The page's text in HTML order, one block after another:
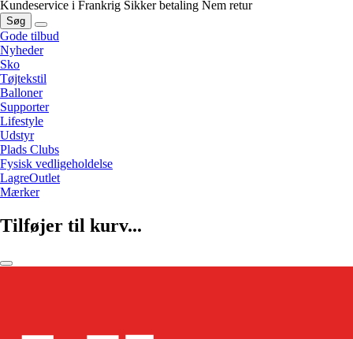
Kundeservice i Frankrig Sikker betaling Nem retur
Søg
Gode tilbud
Nyheder
Sko
Tøjtekstil
Balloner
Supporter
Lifestyle
Udstyr
Plads Clubs
Fysisk vedligeholdelse
LagreOutlet
Mærker
Tilføjer til kurv...